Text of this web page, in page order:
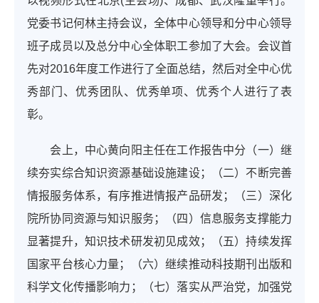
党委书记何林主持会议，全体中心领导和分中心领导
班子成员以及总分中心全体职工参加了大会。会议首
先对2016年度工作进行了全面总结，然后对全中心优
秀部门、优秀团队、优秀单项、优秀个人进行了表
彰。
会上，中心黄向阳主任在工作报告中分（一）继
续夯实综合知识资源基础设施建设；（二）不断完善
情报服务体系，有序推进情报产品研发；（三）深化
院所协同资源与知识服务；（四）信息服务支撑能力
显著提升，知识技术研发初见成效；（五）持续发挥
国家平台核心力量；（六）继续推动科技期刊出版和
科学文化传播影响力；（七）落实从严治党，加强党